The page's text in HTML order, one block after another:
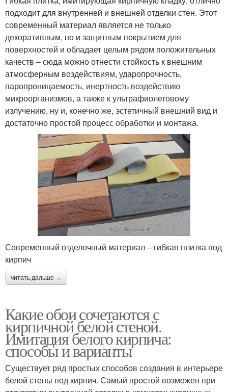
подходит для внутренней и внешней отделки стен. Этот
современный материал является не только
декоративным, но и защитным покрытием для
поверхностей и обладает целым рядом положительных
качеств – сюда можно отнести стойкость к внешним
атмосферным воздействиям, ударопрочность,
паропроницаемость, инертность воздействию
микроорганизмов, а также к ультрафиолетовому
излучению, ну и, конечно же, эстетичный внешний вид и
достаточно простой процесс обработки и монтажа.
Современный отделочный материал – гибкая плитка под
кирпич
читать дальше →
Какие обои сочетаются с
кирпичной белой стеной.
Имитация белого кирпича:
способы и варианты
Существует ряд простых способов создания в интерьере
белой стены под кирпич. Самый простой возможен при